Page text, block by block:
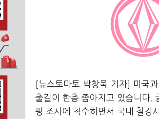
[뉴스토마토 박창욱 기자] 미국
출길이 한층 좁아지고 있습니다.
핑 조사에 착수하면서 국내 철강